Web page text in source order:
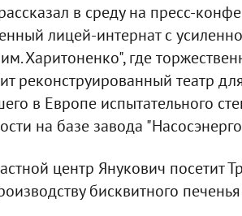
в среду на пресс-
лицей-интернат с
Харитоненко", где
реконструированный театр
в Европе испытательного
на базе завода
центр Янукович посетит
бисквитного